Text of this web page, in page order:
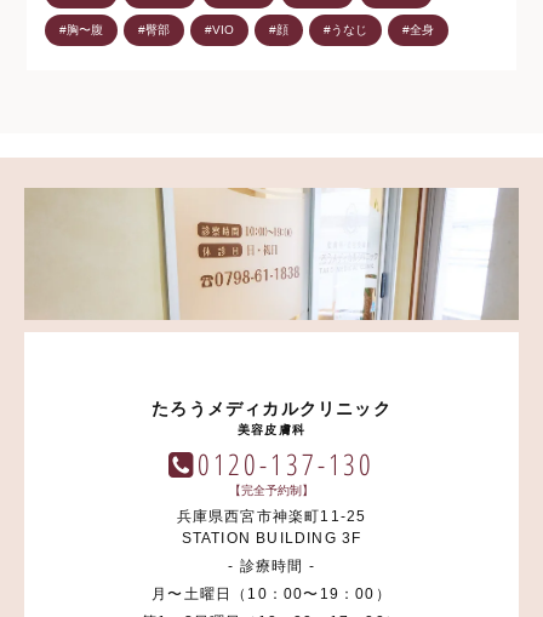
#胸〜腹 #臀部 #VIO #顔 #うなじ #全身
たろうメディカルクリニック
美容皮膚科
0120-137-130
【完全予約制】
兵庫県西宮市神楽町11-25
STATION BUILDING 3F
- 診療時間 -
月〜土曜日（10：00〜19：00）